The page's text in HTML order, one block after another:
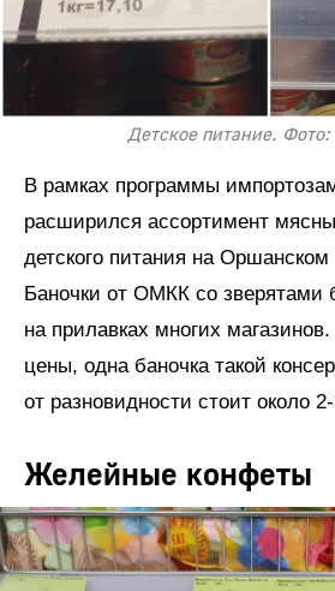
Детское питание.
В рамках программы
расширился ассортимент
детского питания на
Баночки от ОМКК со зверятами
на прилавках многих магазинов.
цены, одна баночка такой
от разновидности стоит около
Желейные конфеты